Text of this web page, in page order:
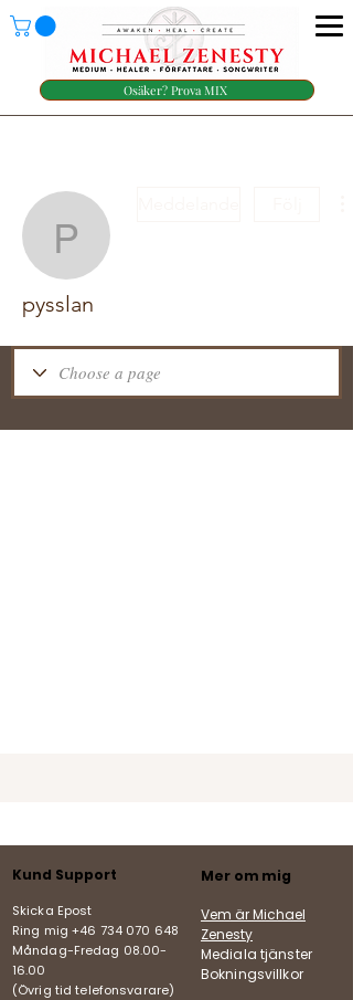
Osäker? Prova MIX
pysslan
pysslan
Kund Support
Skicka Epost
Ring mig +46 734 070 648
Måndag-Fredag 08.00-
16.00
(Övrig tid telefonsvarare)
Mer om mig
Vem är Michael
Zenesty
Mediala tjänster
Bokningsvillkor